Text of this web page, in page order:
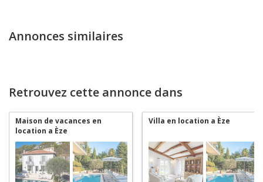
Annonces similaires
Retrouvez cette annonce dans
Maison de vacances en
location a Èze
Villa en location a Èze